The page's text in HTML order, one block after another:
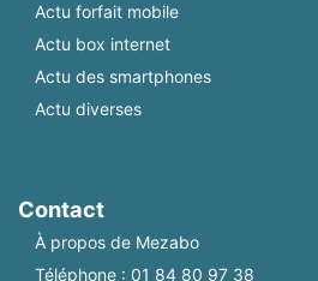
Actu forfait mobile
Actu box internet
Actu des smartphones
Actu diverses
Contact
À propos de Mezabo
Téléphone : 01 84 80 97 38